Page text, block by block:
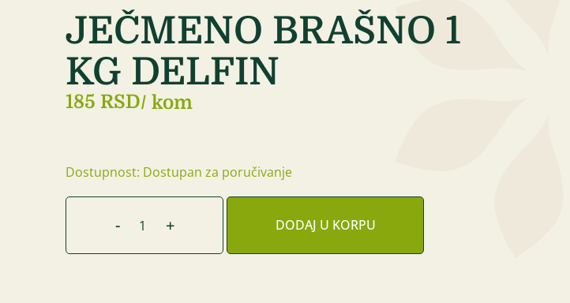
JEČMENO BRAŠNO 1
KG DELFIN
185 RSD/ kom
Dostupnost: Dostupan za poručivanje
- + DODAJ U KORPU